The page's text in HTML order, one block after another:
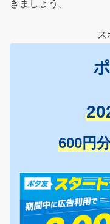
きましょう。
ス
600円